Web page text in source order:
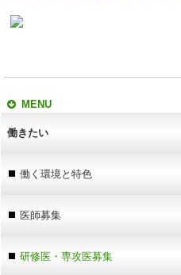
MENU
働きたい
働く環境と特色
医師募集
研修医・専攻医募集